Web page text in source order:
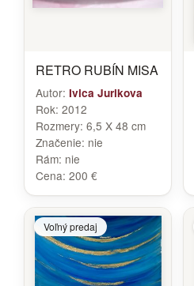
RETRO RUBÍN MISA
Autor: Ivica Jurikova
Rok: 2012
Rozmery: 6,5 X 48 cm
Značenie: nie
Rám: nie
Cena: 200 €
Voľný predaj